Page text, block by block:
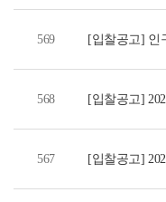
569 [입찰공고] 인
568 [입찰공고]
567 [입찰공고]